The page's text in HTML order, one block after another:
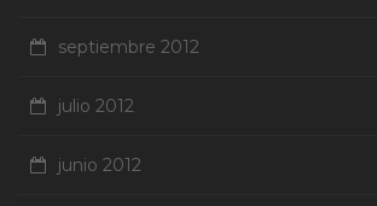
septiembre 2012
julio 2012
junio 2012